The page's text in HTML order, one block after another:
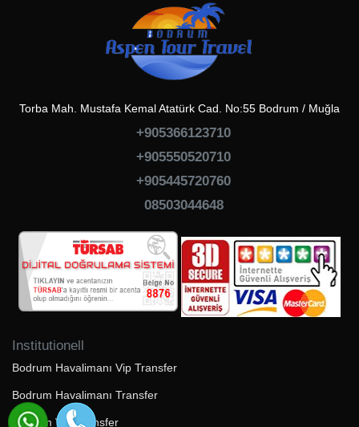
Torba Mah. Mustafa Kemal Atatürk Cad. No:55 Bodrum / Muğla
+905366123710
+905550520710
+905445720760
08503044648
Institutionell
Bodrum Havalimanı Vip Transfer
Bodrum Havalimanı Transfer
Bodrum VIP Transfer